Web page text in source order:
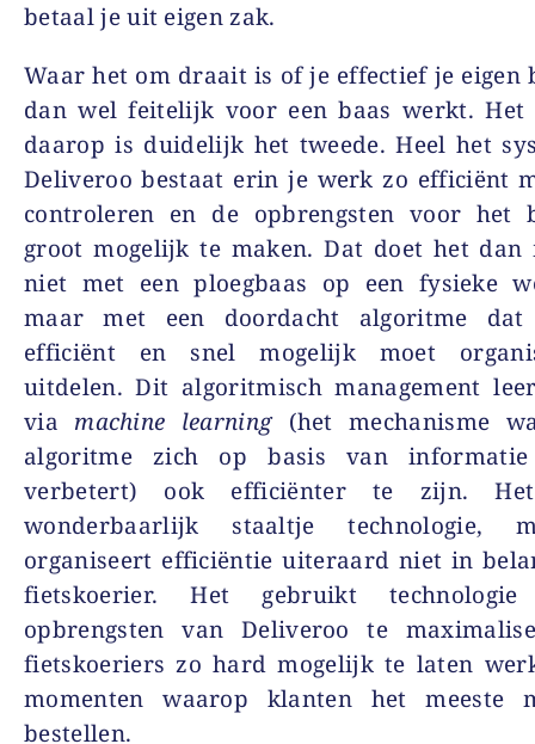
betaal je uit eigen zak.
Waar het om draait is of je effectief je eigen
dan wel feitelijk voor een baas werkt. Het
daarop is duidelijk het tweede. Heel het
Deliveroo bestaat erin je werk zo efficiënt
controleren en de opbrengsten voor het
groot mogelijk te maken. Dat doet het dan
niet met een ploegbaas op een fysieke
maar met een doordacht algoritme
efficiënt en snel mogelijk moet
uitdelen. Dit algoritmisch management
via machine learning(het mechanisme
algoritme zich op basis van informatie
verbetert) ook efficiënter te zijn.
wonderbaarlijk staaltje technologie,
organiseert efficiëntie uiteraard niet in
fietskoerier. Het gebruikt
opbrengsten van Deliveroo te
fietskoeriers zo hard mogelijk te laten
momenten waarop klanten het meeste
bestellen.